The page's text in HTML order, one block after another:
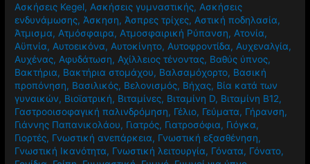
Ασκήσεις Kegel, Ασκήσεις γυμναστικής, Ασκήσεις
ενδυνάμωσης, Άσκηση, Άσπρες τρίχες, Αστική ποδηλασία,
Άτμισμα, Ατμόσφαιρα, Ατμοσφαιρική Ρύπανση, Ατονία,
Αϋπνία, Αυτοεικόνα, Αυτοκίνητο, Αυτοφροντίδα, Αυχεναλγία,
Αυχένας, Αφυδάτωση, Αχίλλειος τένοντας, Βαθύς ύπνος,
Βακτήρια, Βακτήρια στομάχου, Βαλσαμόχορτο, Βασική
προπόνηση, Βασιλικός, Βελονισμός, Βήχας, Βία κατά των
γυναικών, Βιοϊατρική, Βιταμίνες, Βιταμίνη D, Βιταμίνη Β12,
Γαστροοισοφαγική παλινδρόμηση, Γέλιο, Γεύματα, Γήρανση,
Γιάννης Παπανικολάου, Γιατρός, Γιατροσόφια, Γιόγκα,
Γιορτές, Γνωστική ανεπάρκεια, Γνωστική εξασθένηση,
Γνωστική Ικανότητα, Γνωστική λειτουργία, Γόνατα, Γόνατο,